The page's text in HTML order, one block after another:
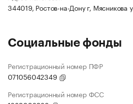
344019, Ростов-на-Дону г, Мясникова
Социальные фонды
Регистрационный номер ПФР
071056042349
Регистрационный номер ФСС